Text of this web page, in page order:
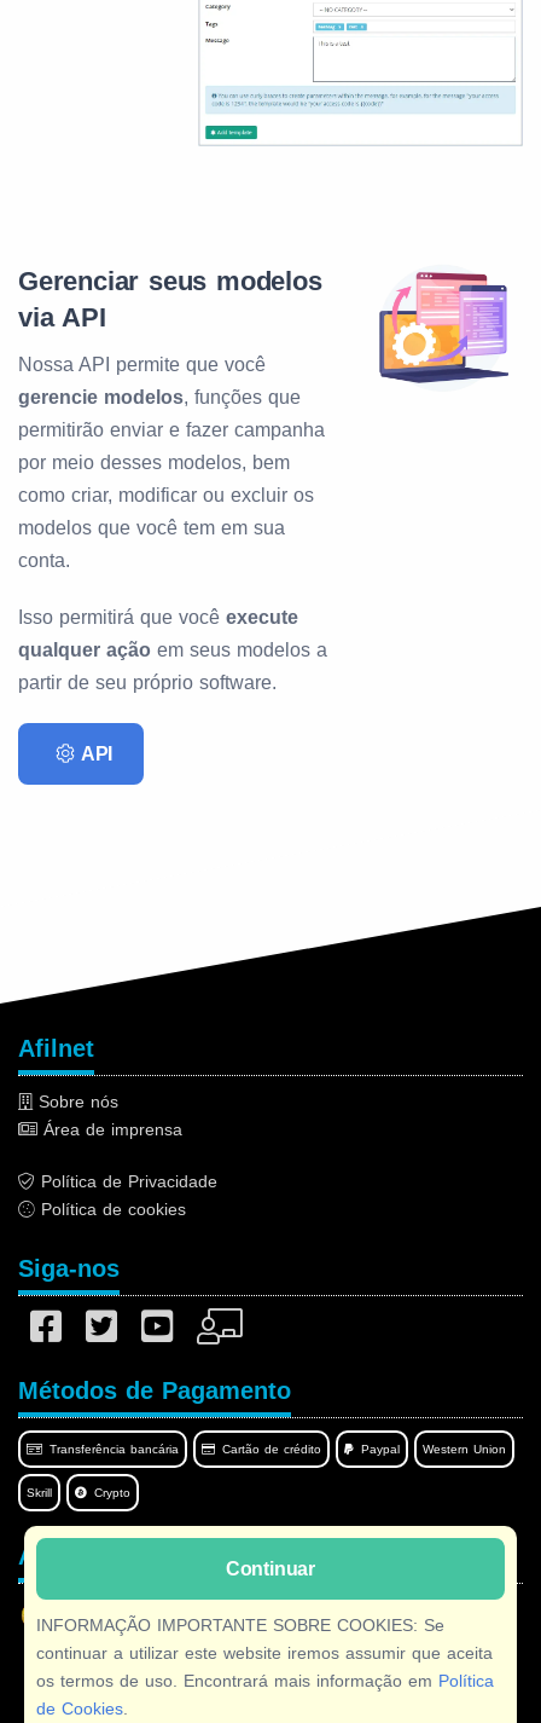
Gerenciar seus modelos
via API
Nossa API permite que você
gerencie modelos, funções que
permitirão enviar e fazer campanha
por meio desses modelos, bem
como criar, modificar ou excluir os
modelos que você tem em sua
conta.
Isso permitirá que você execute
qualquer ação em seus modelos a
partir de seu próprio software.
API
Continuar
INFORMAÇÃO IMPORTANTE SOBRE COOKIES: Se
continuar a utilizar este website iremos assumir que aceita
os termos de uso. Encontrará mais informação em Política
de Cookies
Afilnet
Sobre nós
Área de imprensa
Política de Privacidade
Política de cookies
Siga-nos
Métodos de Pagamento
Transferência bancária Cartão de crédito Paypal Western Union
Skrill Crypto
Afilnet no seu idioma
Copyright © 2026 Afilnet· Todos os direitos reservados